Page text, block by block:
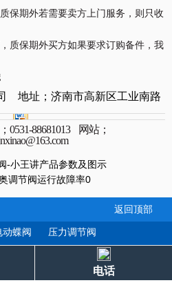
保期外若需要卖方上门服务，则只收
质保期外买方如果要求订购备件，我
地址；济南市高新区工业南路
0531-88681013 网站；
-小王讲产品参数及图示
调节阀运行故障率0
返回顶部
动蝶阀
压力调节阀
电话